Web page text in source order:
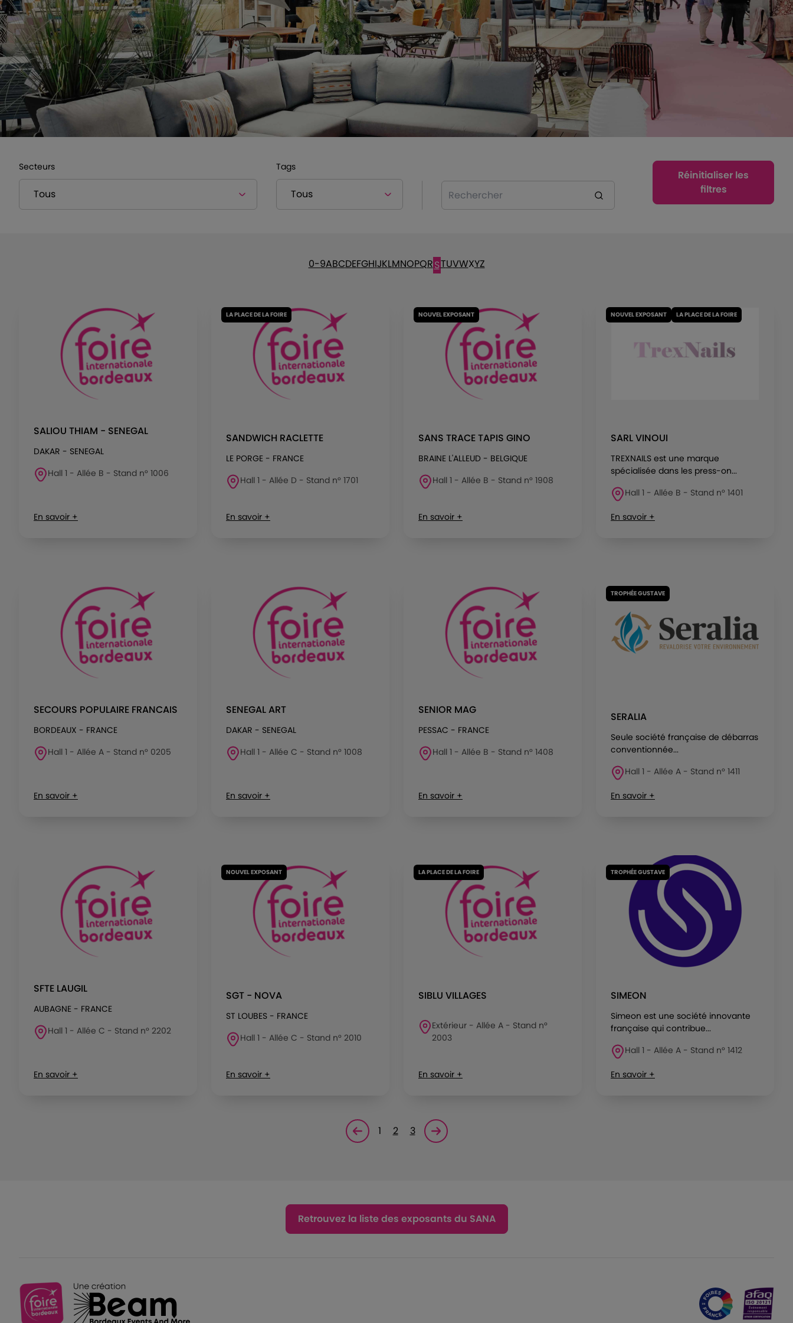
Secteurs Tags
Rechercher
Réinitialiser les
filtres
0-9ABCDEFGHIJKLMNOPQRSTUVWXYZ
SALIOU THIAM - SENEGAL
DAKAR - SENEGAL
Hall 1 - Allée B - Stand n° 1006
En savoir +
LA PLACE DE LA FOIRE
SANDWICH RACLETTE
LE PORGE - FRANCE
Hall 1 - Allée D - Stand n° 1701
En savoir +
NOUVEL EXPOSANT
SANS TRACE TAPIS GINO
BRAINE L'ALLEUD - BELGIQUE
Hall 1 - Allée B - Stand n° 1908
En savoir +
NOUVEL EXPOSANT LA PLACE DE LA FOIRE
SARL VINOUI
TREXNAILS est une marque
spécialisée dans les press-on...
Hall 1 - Allée B - Stand n° 1401
En savoir +
SECOURS POPULAIRE FRANCAIS
BORDEAUX - FRANCE
Hall 1 - Allée A - Stand n° 0205
En savoir +
SENEGAL ART
DAKAR - SENEGAL
Hall 1 - Allée C - Stand n° 1008
En savoir +
SENIOR MAG
PESSAC - FRANCE
Hall 1 - Allée B - Stand n° 1408
En savoir +
TROPHÉE GUSTAVE
SERALIA
Seule société française de débarras
conventionnée...
Hall 1 - Allée A - Stand n° 1411
En savoir +
SFTE LAUGIL
AUBAGNE - FRANCE
Hall 1 - Allée C - Stand n° 2202
En savoir +
NOUVEL EXPOSANT
SGT - NOVA
ST LOUBES - FRANCE
Hall 1 - Allée C - Stand n° 2010
En savoir +
LA PLACE DE LA FOIRE
SIBLU VILLAGES
Extérieur - Allée A - Stand n°
2003
En savoir +
TROPHÉE GUSTAVE
SIMEON
Simeon est une société innovante
française qui contribue...
Hall 1 - Allée A - Stand n° 1412
En savoir +
Page précédente
1 2 3 Page suivante<
Retrouvez la liste des exposants du SANA